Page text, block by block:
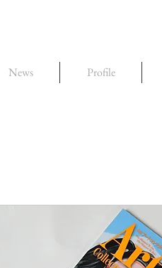
News Profile